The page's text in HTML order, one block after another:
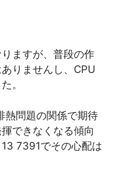
ますが、普段の作
りませんし、CPU
。
熱問題の関係で期待
できなくなる傾向
7391でその心配は